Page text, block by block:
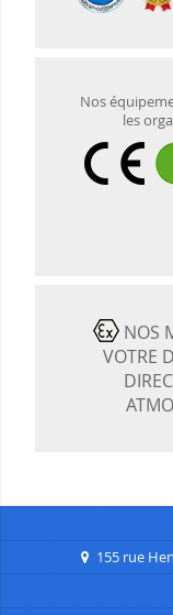
Nos
les
NOS
VOTRE
155 rue